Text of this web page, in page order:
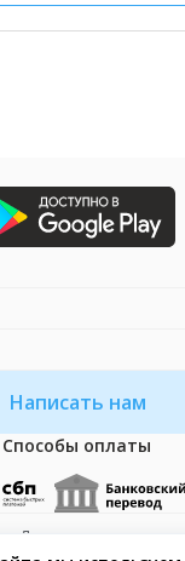
Написать нам
Способы оплаты
Документация